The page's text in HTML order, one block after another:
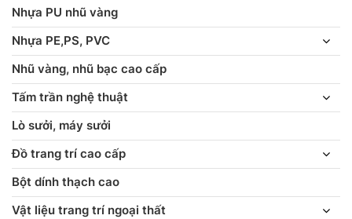
Nhựa PU nhũ vàng
Nhựa PE,PS, PVC
Nhũ vàng, nhũ bạc cao cấp
Tấm trần nghệ thuật
Lò sưởi, máy sưởi
Đồ trang trí cao cấp
Bột dính thạch cao
Vật liệu trang trí ngoại thất